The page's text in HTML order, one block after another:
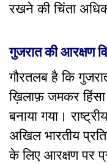
रखने की चिंता
गुजरात की आरक्षण
गौरतलब है कि
ख़िलाफ़ जमकर
बनाया गया।
अखिल भारतीय
के लिए आरक्षण पर